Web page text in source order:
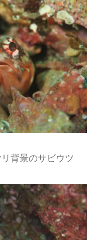
背景のサビウツ